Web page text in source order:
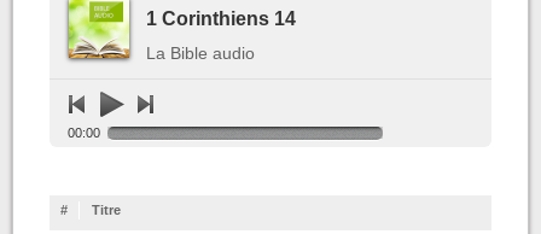
1 Corinthiens 14
La Bible audio
00:00
# Titre